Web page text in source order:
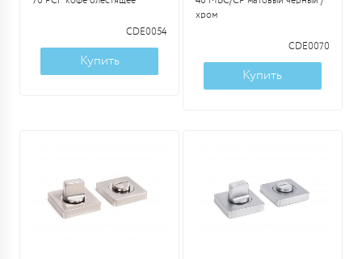
CDE0054
Купить
хром
CDE0070
Купить